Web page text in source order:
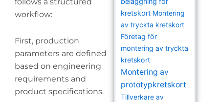
workflow:
First, production
parameters are defined
based on engineering
requirements and
product specifications.
kretskort Montering
av tryckta kretskort
Företag för
montering av tryckta
kretskort
Montering av
prototypkretskort
Tillverkare av